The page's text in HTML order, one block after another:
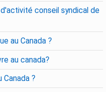
conseil syndical de
au Canada ?
au canada?
Canada ?